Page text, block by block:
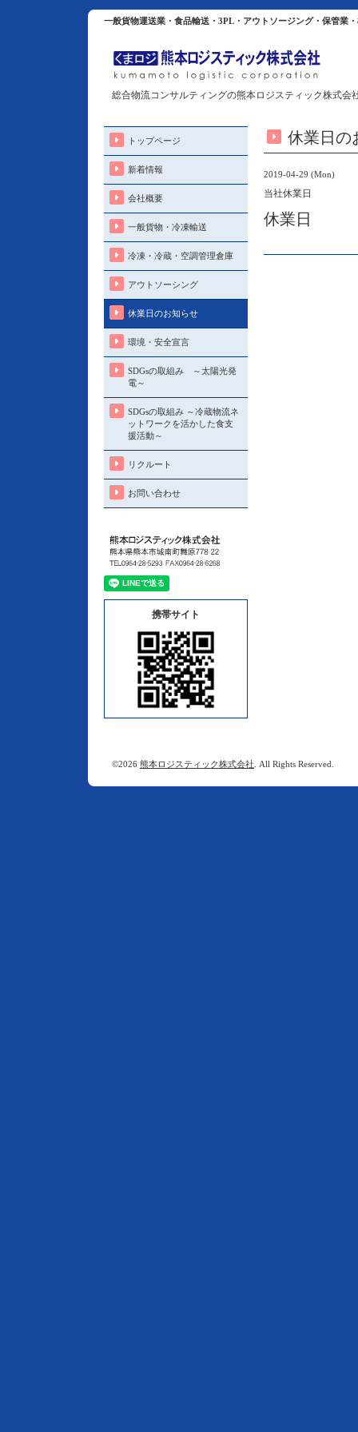
一般貨物運送業・食品輸送・3PL・アウトソージング・保管業
総合物流コンサルティングの熊本ロジスティック株式会
休業日の
2019-04-29 (Mon)
当社休業日
休業日
トップページ
新着情報
会社概要
一般貨物・冷凍輸送
冷凍・冷蔵・空調管理倉庫
アウトソーシング
休業日のお知らせ
環境・安全宣言
SDGsの取組み ～太陽光発
電～
SDGsの取組み ～冷蔵物流ネ
ットワークを活かした食支
援活動～
リクルート
お問い合わせ
携帯サイト
©2026 熊本ロジスティック株式会社 . All Rights Reserved.